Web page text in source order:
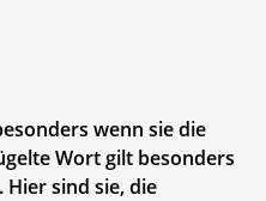
wenn sie die
Wort gilt besonders
sind sie, die